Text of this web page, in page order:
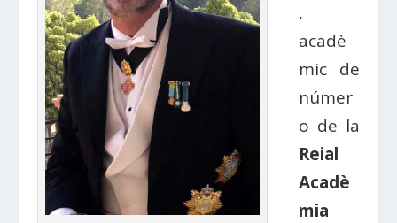
,
acadè
mic de
númer
o de la
Reial
Acadè
mia